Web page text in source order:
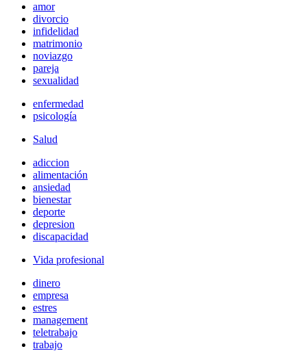
amor
divorcio
infidelidad
matrimonio
noviazgo
pareja
sexualidad
enfermedad
psicología
Salud
adiccion
alimentación
ansiedad
bienestar
deporte
depresion
discapacidad
Vida profesional
dinero
empresa
estres
management
teletrabajo
trabajo